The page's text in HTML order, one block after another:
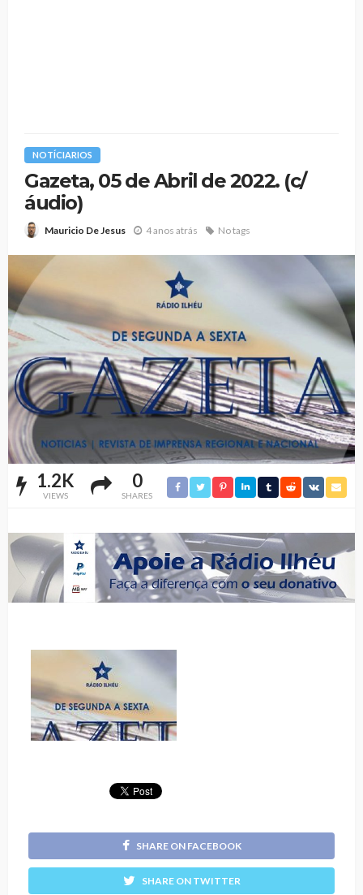
NOTÍCIARIOS
Gazeta, 05 de Abril de 2022. (c/
áudio)
Mauricio De Jesus 4 anos atrás No tags
1.2K
VIEWS
0
SHARES
SHARE ON FACEBOOK
SHARE ON TWITTER